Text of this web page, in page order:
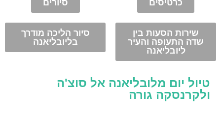
כרטיסים סיורים
שירות הסעות בין
שדה התעופה והעיר
ליובליאנה
סיור הליכה מודרך
בליובליאנה
טיול יום מלובליאנה אל סוצ'ה
ולקרנסקה גורה